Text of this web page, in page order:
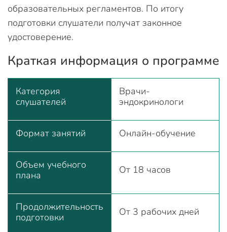
образовательных регламентов. По итогу
подготовки слушатели получат законное
удостоверение.
Краткая информация о программе
Категория
слушателей
Врачи-
эндокринологи
Формат занятий Онлайн-обучение
Объем учебного
плана
От 18 часов
Продолжительность
подготовки
От 3 рабочих дней